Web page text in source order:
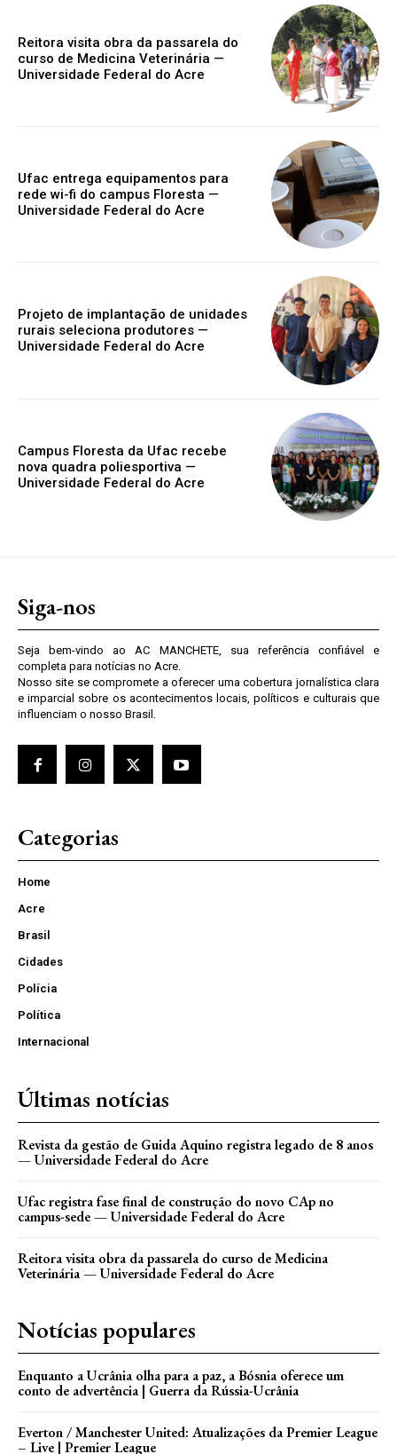
Reitora visita obra da passarela do
curso de Medicina Veterinária —
Universidade Federal do Acre
Ufac entrega equipamentos para
rede wi-fi do campus Floresta —
Universidade Federal do Acre
Projeto de implantação de unidades
rurais seleciona produtores —
Universidade Federal do Acre
Campus Floresta da Ufac recebe
nova quadra poliesportiva —
Universidade Federal do Acre
Siga-nos
Seja bem-vindo ao AC MANCHETE, sua referência confiável e
completa para notícias no Acre.
Nosso site se compromete a oferecer uma cobertura jornalística clara
e imparcial sobre os acontecimentos locais, políticos e culturais que
influenciam o nosso Brasil.
Categorias
Home
Acre
Brasil
Cidades
Polícia
Política
Internacional
Últimas notícias
Revista da gestão de Guida Aquino registra legado de 8 anos
— Universidade Federal do Acre
Ufac registra fase final de construção do novo CAp no
campus-sede — Universidade Federal do Acre
Reitora visita obra da passarela do curso de Medicina
Veterinária — Universidade Federal do Acre
Notícias populares
Enquanto a Ucrânia olha para a paz, a Bósnia oferece um
conto de advertência | Guerra da Rússia-Ucrânia
Everton / Manchester United: Atualizações da Premier League
– Live | Premier League